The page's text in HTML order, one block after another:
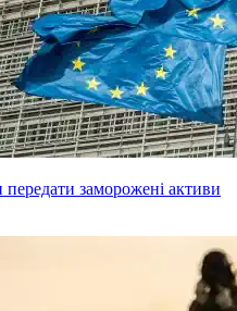
заморожені активи